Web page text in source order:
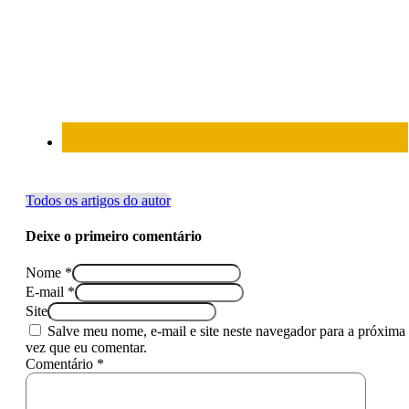
Todos os artigos do autor
Deixe o primeiro comentário
Nome *
E-mail *
Site
Salve meu nome, e-mail e site neste navegador para a próxima
vez que eu comentar.
Comentário *